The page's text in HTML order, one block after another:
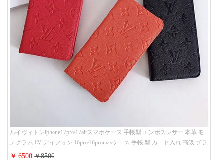
ルイヴィトンiphone17pro/17airスマホケース 手帳型 エンボスレザー 本革 モ
ノグラム LV アイフォン 16pro/16promaxケース 手帳 型 カード入れ 高级 ブラ
ンド iPhone 15/14/13 proケース 手帳型 男女通用 大人かわいい
￥ 6500￥8500